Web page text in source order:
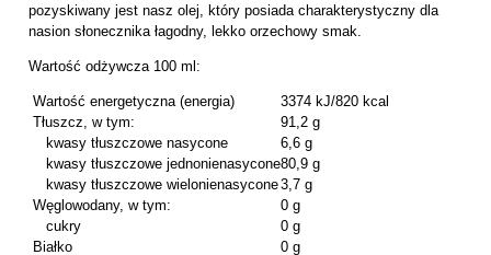
pozyskiwany jest nasz olej, który posiada charakterystyczny dla
nasion słonecznika łagodny, lekko orzechowy smak.
Wartość odżywcza 100 ml:
Wartość energetyczna (energia)
3374 kJ/820 kcal
Tłuszcz, w tym:
91,2 g
kwasy tłuszczowe nasycone
6,6 g
kwasy tłuszczowe jednonienasycone80,9 g
kwasy tłuszczowe wielonienasycone3,7 g
Węglowodany, w tym:
0 g
cukry
0 g
Białko
0 g